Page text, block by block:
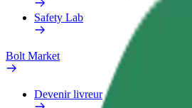
Safety Lab
Bolt Market
Devenir livreur